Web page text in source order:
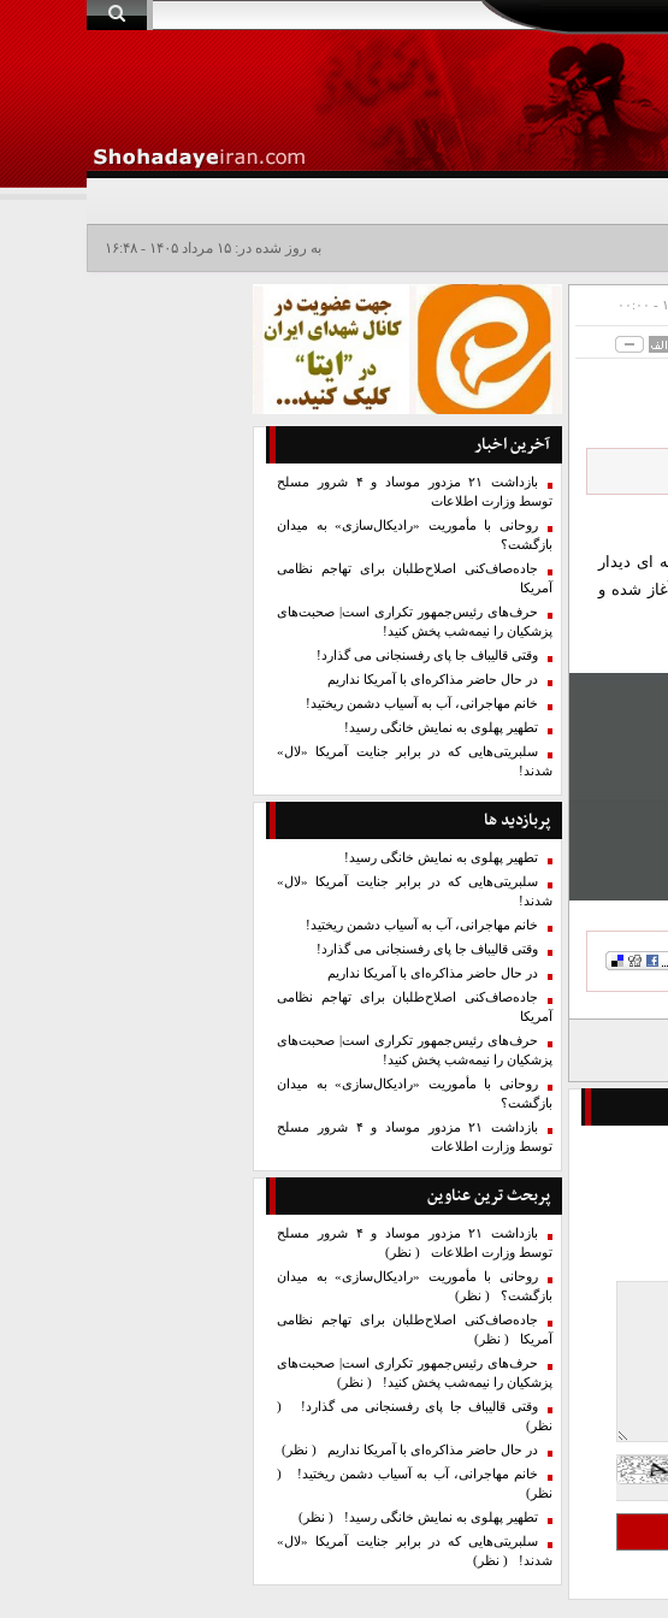
به روز شده در: ۱۵ مرداد ۱۴۰۵ - ۱۶:۴۸
دیدار
حضور حدود ۱۵۰۰ از جوانان ۷۳ کشور جهان آغاز شده و
آخرین اخبار
بازداشت ۲۱ مزدور موساد و ۴ شرور مسلح
توسط وزارت اطلاعات
روحانی با مأموریت «رادیکال‌سازی» به میدان
بازگشت؟
جاده‌صاف‌کنی اصلاح‌طلبان برای تهاجم نظامی
آمریکا
حرف‌های رئیس‌جمهور تکراری است| صحبت‌های
پزشکیان را نیمه‌شب پخش کنید!
وقتی قالیباف جا پای رفسنجانی می گذارد!
در حال حاضر مذاکره‌ای با آمریکا نداریم
خانم مهاجرانی، آب به آسیاب دشمن ریختید!
تطهیر پهلوی به نمایش خانگی رسید!
سلبریتی‌هایی که در برابر جنایت آمریکا «لال»
شدند!
پربازدید ها
تطهیر پهلوی به نمایش خانگی رسید!
سلبریتی‌هایی که در برابر جنایت آمریکا «لال»
شدند!
خانم مهاجرانی، آب به آسیاب دشمن ریختید!
وقتی قالیباف جا پای رفسنجانی می گذارد!
در حال حاضر مذاکره‌ای با آمریکا نداریم
جاده‌صاف‌کنی اصلاح‌طلبان برای تهاجم نظامی
آمریکا
حرف‌های رئیس‌جمهور تکراری است| صحبت‌های
پزشکیان را نیمه‌شب پخش کنید!
روحانی با مأموریت «رادیکال‌سازی» به میدان
بازگشت؟
بازداشت ۲۱ مزدور موساد و ۴ شرور مسلح
توسط وزارت اطلاعات
پربحث ترین عناوین
بازداشت ۲۱ مزدور موساد و ۴ شرور مسلح
توسط وزارت اطلاعات ( نظر)
روحانی با مأموریت «رادیکال‌سازی» به میدان
بازگشت؟ ( نظر)
جاده‌صاف‌کنی اصلاح‌طلبان برای تهاجم نظامی
آمریکا ( نظر)
حرف‌های رئیس‌جمهور تکراری است| صحبت‌های
پزشکیان را نیمه‌شب پخش کنید! ( نظر)
وقتی قالیباف جا پای رفسنجانی می گذارد! (
نظر)
در حال حاضر مذاکره‌ای با آمریکا نداریم ( نظر)
خانم مهاجرانی، آب به آسیاب دشمن ریختید! (
نظر)
تطهیر پهلوی به نمایش خانگی رسید! ( نظر)
سلبریتی‌هایی که در برابر جنایت آمریکا «لال»
شدند! ( نظر)